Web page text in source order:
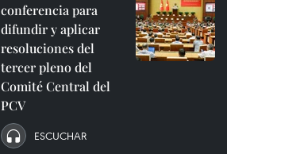
conferencia para
difundir y aplicar
resoluciones del
tercer pleno del
Comité Central del
PCV
ESCUCHAR